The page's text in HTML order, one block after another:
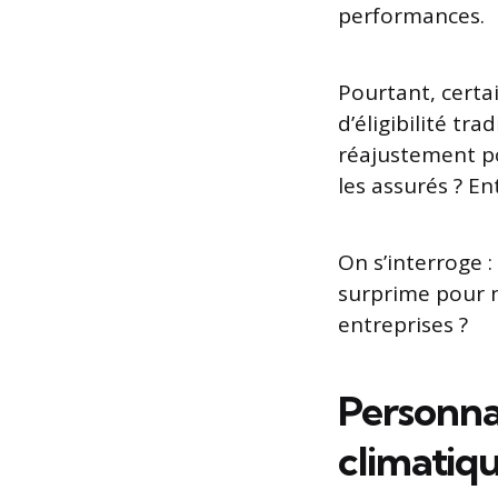
performances.
Pourtant,
d’éligibilité
réajustement
les assurés ?
On
surprime pour
entreprises ?